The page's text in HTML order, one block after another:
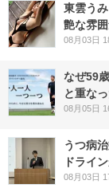
東雲う
艶な雰
08月03日
なぜ59
と重な
08月05日
うつ病
ドライ
08月03日